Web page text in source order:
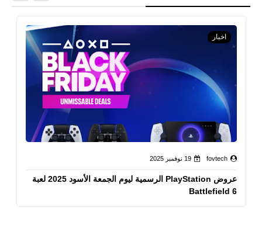
اخبار
fovtech 19 نوفمبر 2025
عروض PlayStation الرسمية ليوم الجمعة الأسود 2025 لعبة
Battlefield 6